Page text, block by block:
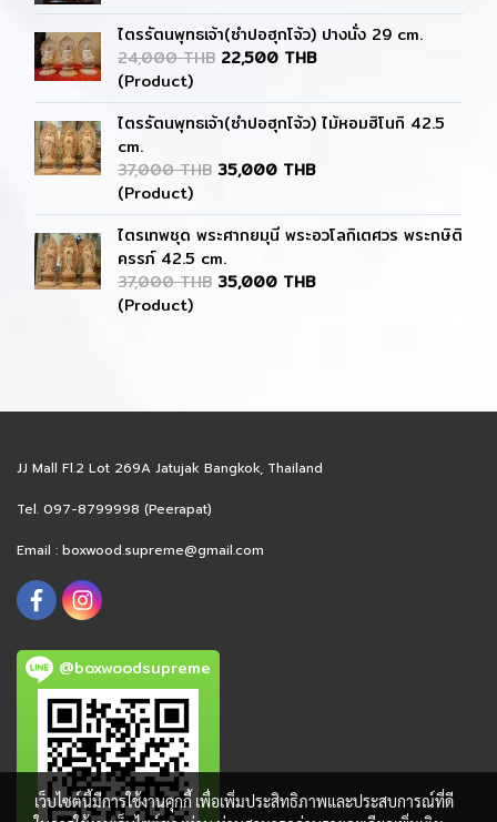
ไตรรัตนพุทธเจ้า(ซำปอฮุกโจ้ว) ปางนั่ง 29 cm.
24,000 THB 22,500 THB
(Product)
ไตรรัตนพุทธเจ้า(ซำปอฮุกโจ้ว) ไม้หอมฮิโนกิ 42.5
cm.
37,000 THB 35,000 THB
(Product)
ไตรเทพชุด พระศากยมุนี พระอวโลกิเตศวร พระกษิติ
ครรภ์ 42.5 cm.
37,000 THB 35,000 THB
(Product)
JJ Mall Fl.2 Lot 269A Jatujak Bangkok, Thailand
Tel. 097-8799998 (Peerapat)
Email : boxwood.supreme@gmail.com
@boxwoodsupreme
เว็บไซต์นี้มีการใช้งานคุกกี้ เพื่อเพิ่มประสิทธิภาพและประสบการณ์ที่ดี